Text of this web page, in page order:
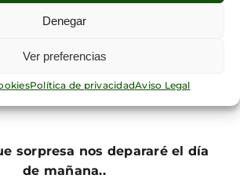
Denegar
Ver preferencias
Política de privacidadAviso Legal
a los jueces y a los
de la misma menera en
sorpresa nos depararé el día
de mañana..